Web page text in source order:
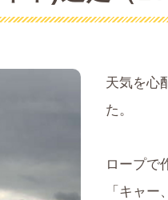
天気を心
た。
ロープで
「キャ